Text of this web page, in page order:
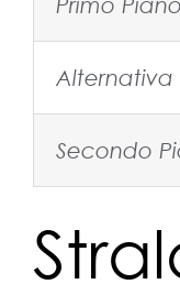
Alternativa
Secondo